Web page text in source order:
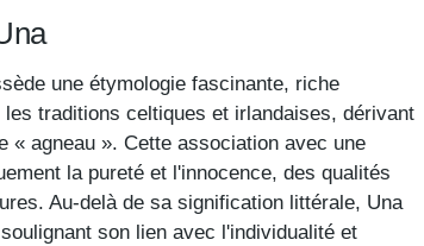
une étymologie fascinante, riche
traditions celtiques et irlandaises, dérivant
« agneau ». Cette association avec une
la pureté et l'innocence, des qualités
Au-delà de sa signification littérale, Una
son lien avec l'individualité et